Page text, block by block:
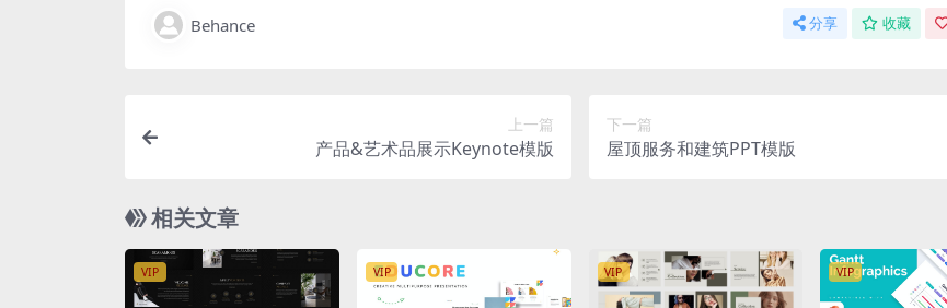
Behance 分享 收藏
上一篇
产品&艺术品展示Keynote模版
下一篇
屋顶服务和建筑PPT模版
相关文章
VIP VIP VIP VIP